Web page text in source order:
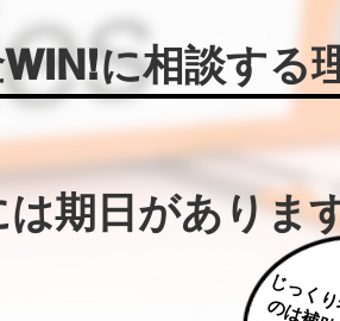
に相談する
期日がありま